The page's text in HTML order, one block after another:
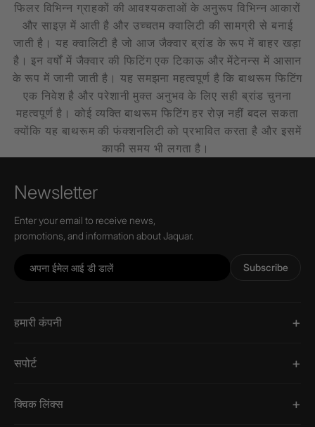
फिलर विभिन्न ग्राहकों की आवश्यकताओं के अनुरूप विभिन्न आकारों
और साइज़ में आती है और उच्चतम क्वालिटी की सामग्री से बनाई
जाती है। यह क्वालिटी है जो आज जैक्वार ब्रांड के रूप में बाहर खड़ा
है। इन वर्षों में जैक्वार की फिटिंग एक टिकाऊ और मेंटेनन्स में आसान
के रूप में जानी जाती है। यह समझना महत्वपूर्ण है कि बाथरूम फिटिंग
एक निवेश है और परेशानी मुक्त अनुभव के लिए सही ब्रांड चुनना
महत्वपूर्ण है। कोई व्यक्ति बाथरूम फिटिंग हर रोज़ नहीं बदल सकता
क्योंकि यह बाथरूम की फंक्शनलिटी को प्रभावित करता है और इसमें
काफी समय भी लगता है।
Newsletter
Enter your email to receive news,
promotions, and information about Jaquar.
Subscribe
हमारी कंपनी
सपोर्ट
क्विक लिंक्स